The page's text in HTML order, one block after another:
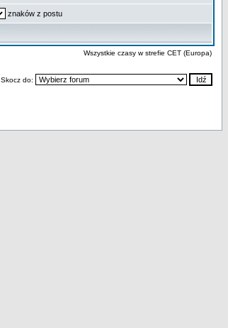
znaków z postu
Wszystkie czasy w strefie CET (Europa)
Skocz do: